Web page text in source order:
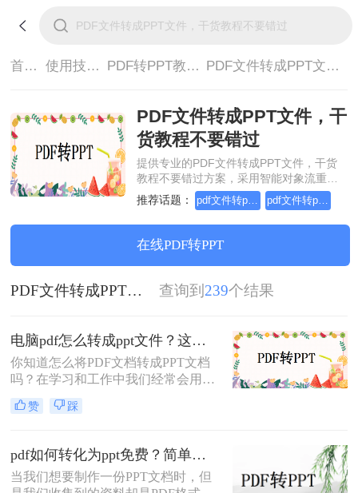
首页> 使用技巧> PDF转PPT教程> PDF文件转成PPT文件，干货教程不要错过
PDF文件转成PPT文件，干
货教程不要错过
提供专业的PDF文件转成PPT文件，干货
教程不要错过方案，采用智能对象流重构
技术，确保文档1:1高保真还原且排版不乱
码。支持一键批量处理，全链路 SSL 加密
保障隐私安全。助您快速实现PDF文件转
成PPT文件，干货教程不要错过，无需安
装，高效办公。
推荐话题： pdf文件转ppt文档这个方法你学会了吗？
在线PDF转PPT
PDF文件转成PPT文件，干货教程不要错过 查询到 239个结果
电脑pdf怎么转成ppt文件？这二个方法你试过了吗！
你知道怎么将PDF文档转成PPT文档
吗？在学习和工作中我们经常会用
PPT文档来做演讲，因为PPT的演示
效果非常好，非常适合展示文档内
喜欢将文档制成PDF格式的，因为
PDF格式的文件兼容性较强，不管是
什么版本看到的内容都不会有差，当
赞 踩
pdf如何转化为ppt免费？简单又实用的方法介绍！
当我们想要制作一份PPT文档时，但